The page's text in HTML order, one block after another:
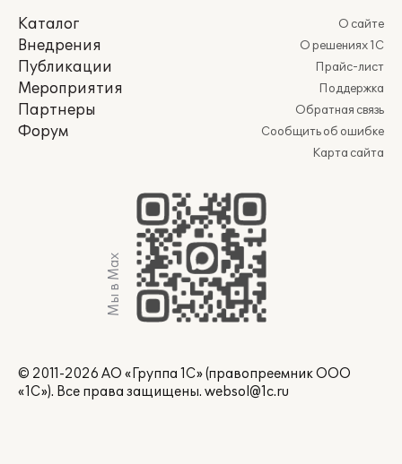
Каталог
Внедрения
Публикации
Мероприятия
Партнеры
Форум
О сайте
О решениях 1С
Прайс-лист
Поддержка
Обратная связь
Сообщить об ошибке
Карта сайта
Мы в Max
© 2011-2026 АО «Группа 1С» (правопреемник ООО
«1С»). Все права защищены. websol@1c.ru